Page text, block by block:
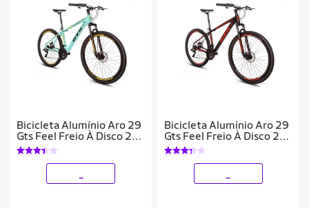
Bicicleta Alumínio Aro 29
Gts Feel Freio À Disco 21
Marchas
Bicicleta Alumínio Aro 29
Gts Feel Freio À Disco 21
Marchas